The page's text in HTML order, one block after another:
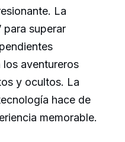
La
para superar
los aventureros
y ocultos. La
hace de
memorable.